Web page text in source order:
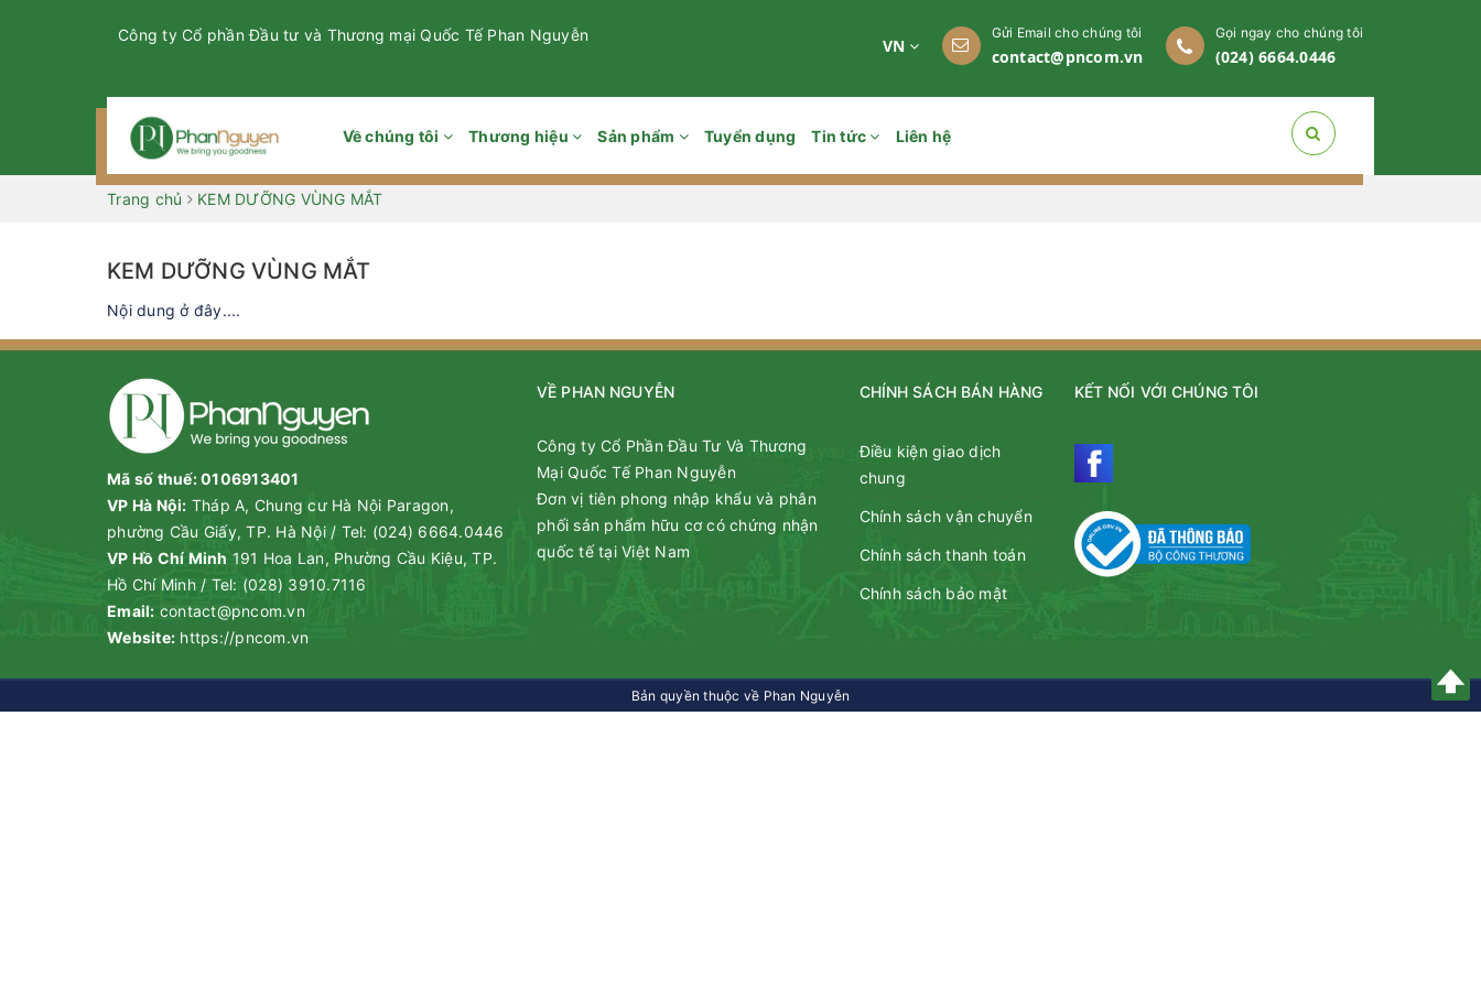
Công ty Cổ phần Đầu tư và Thương mại Quốc Tế Phan Nguyễn
VN
Gửi Email cho chúng tôi
contact@pncom.vn
Gọi ngay cho chúng tôi
(024) 6664.0446
Về chúng tôi Thương hiệu Sản phẩm Tuyển dụng Tin tức Liên hệ
Trang chủ KEM DƯỠNG VÙNG MẮT
KEM DƯỠNG VÙNG MẮT
Nội dung ở đây....
Mã số thuế: 0106913401
VP Hà Nội: Tháp A, Chung cư Hà Nội Paragon,
phường Cầu Giấy, TP. Hà Nội/ Tel: (024) 6664.0446
VP Hồ Chí Minh 191 Hoa Lan, Phường Cầu Kiệu, TP.
Hồ Chí Minh / Tel: (028) 3910.7116
Email: contact@pncom.vn
Website: https://pncom.vn
VỀ PHAN NGUYỄN
Công ty Cổ Phần Đầu Tư Và Thương
Mại Quốc Tế Phan Nguyễn
Đơn vị tiên phong nhập khẩu và phân
phối sản phẩm hữu cơ có chứng nhận
quốc tế tại Việt Nam
CHÍNH SÁCH BÁN HÀNG
Điều kiện giao dịch
chung
Chính sách vận chuyển
Chính sách thanh toán
Chính sách bảo mật
KẾT NỐI VỚI CHÚNG TÔI
Bản quyền thuộc về Phan Nguyễn